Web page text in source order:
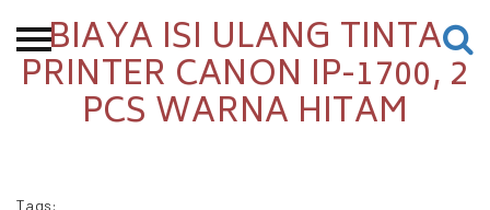
Beranda
Tentang
BIAYA ISI ULANG TINTA
PRINTER CANON IP-1700, 2
PCS WARNA HITAM
Tags: